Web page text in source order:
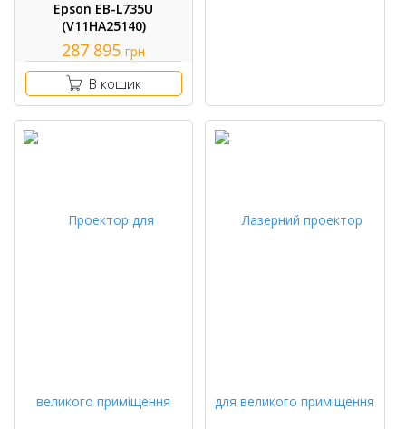
Epson EB-L735U
(V11HA25140)
287 895 грн
В кошик